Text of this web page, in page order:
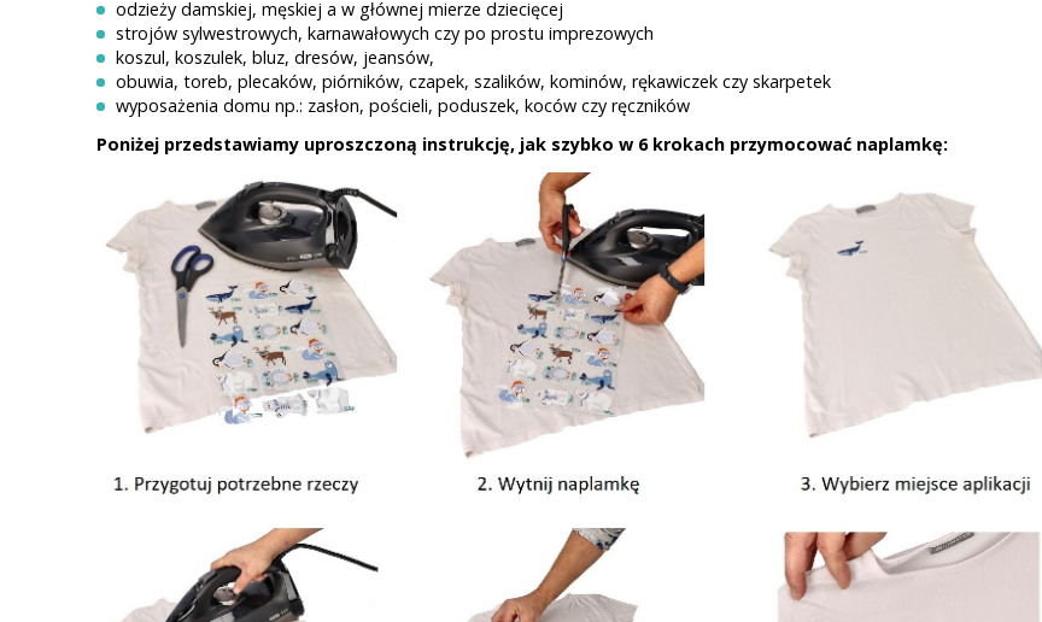
odzieży damskiej, męskiej a w głównej mierze dziecięcej
strojów sylwestrowych, karnawałowych czy po prostu imprezowych
koszul, koszulek, bluz, dresów, jeansów,
obuwia, toreb, plecaków, piórników, czapek, szalików, kominów, rękawiczek czy skarpetek
wyposażenia domu np.: zasłon, pościeli, poduszek, koców czy ręczników
Poniżej przedstawiamy uproszczoną instrukcję, jak szybko w 6 krokach przymocować naplamkę: